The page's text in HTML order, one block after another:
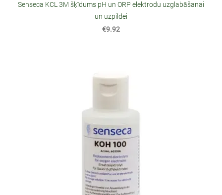
Senseca KCL 3M šķīdums pH un ORP elektrodu uzglabāšanai
un uzpildei
€9.92